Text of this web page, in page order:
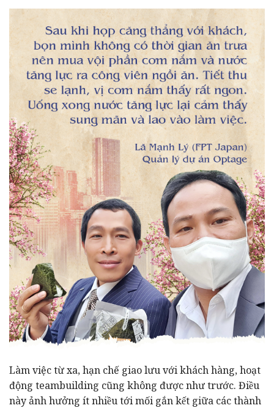
Làm việc từ xa, hạn chế giao lưu với khách hàng, hoạt
động teambuilding cũng không được như trước. Điều
này ảnh hưởng ít nhiều tới mối gắn kết giữa các thành